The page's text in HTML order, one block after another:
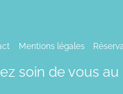
Mentions légales
soin de vous